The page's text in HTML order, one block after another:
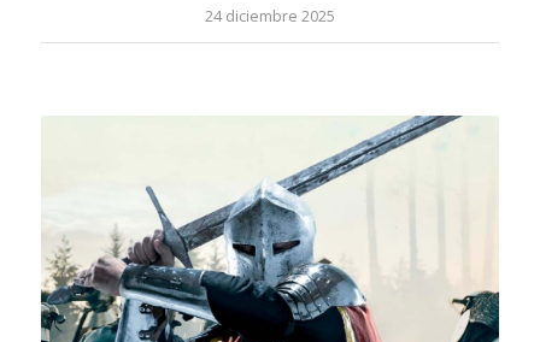
24 diciembre 2025